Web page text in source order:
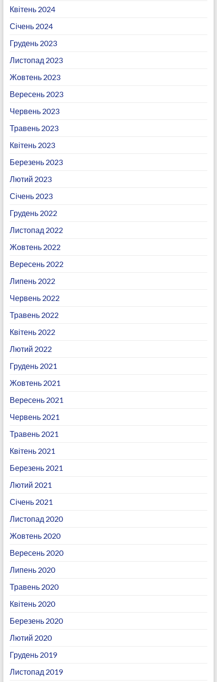
Квітень 2024
Січень 2024
Грудень 2023
Листопад 2023
Жовтень 2023
Вересень 2023
Червень 2023
Травень 2023
Квітень 2023
Березень 2023
Лютий 2023
Січень 2023
Грудень 2022
Листопад 2022
Жовтень 2022
Вересень 2022
Липень 2022
Червень 2022
Травень 2022
Квітень 2022
Лютий 2022
Грудень 2021
Жовтень 2021
Вересень 2021
Червень 2021
Травень 2021
Квітень 2021
Березень 2021
Лютий 2021
Січень 2021
Листопад 2020
Жовтень 2020
Вересень 2020
Липень 2020
Травень 2020
Квітень 2020
Березень 2020
Лютий 2020
Грудень 2019
Листопад 2019